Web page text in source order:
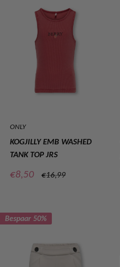
ONLY
KOGJILLY EMB WASHED
TANK TOP JRS
Verkoopprijs
€8,50
Normale
€16,99
Bespaar 50%